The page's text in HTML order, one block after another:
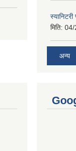
मिति: 04/
अन्य